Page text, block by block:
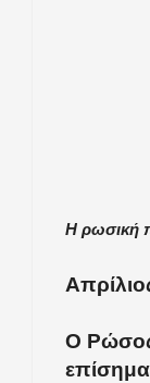
Η ρωσική
Ο Ρώσος